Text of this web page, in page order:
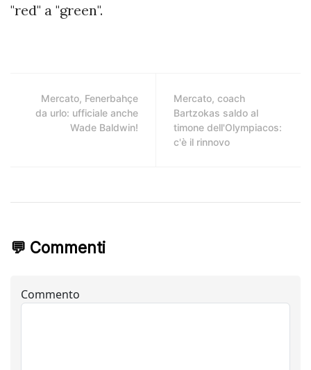
"red" a "green".
Mercato, Fenerbahçe
da urlo: ufficiale anche
Wade Baldwin!
Mercato, coach
Bartzokas saldo al
timone dell'Olympiacos:
c'è il rinnovo
💬 Commenti